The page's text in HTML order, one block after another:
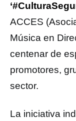
ACCES
Música en
centenar de
promotores,
sector.
La iniciativa